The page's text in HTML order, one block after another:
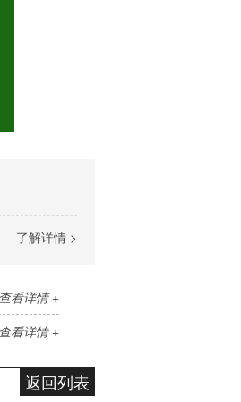
了解详情 >
看详情 +
看详情 +
返回列表